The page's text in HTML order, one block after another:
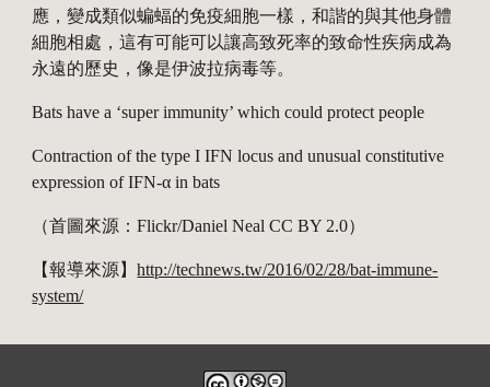
應，變成類似蝙蝠的免疫細胞一樣，和諧的與其他身體
細胞相處，這有可能可以讓高致死率的致命性疾病成為
永遠的歷史，像是伊波拉病毒等。
Bats have a ‘super immunity’ which could protect people
Contraction of the type I IFN locus and unusual constitutive
expression of IFN-α in bats
（首圖來源：Flickr/Daniel Neal CC BY 2.0）
【報導來源】http://technews.tw/2016/02/28/bat-immune-
system/